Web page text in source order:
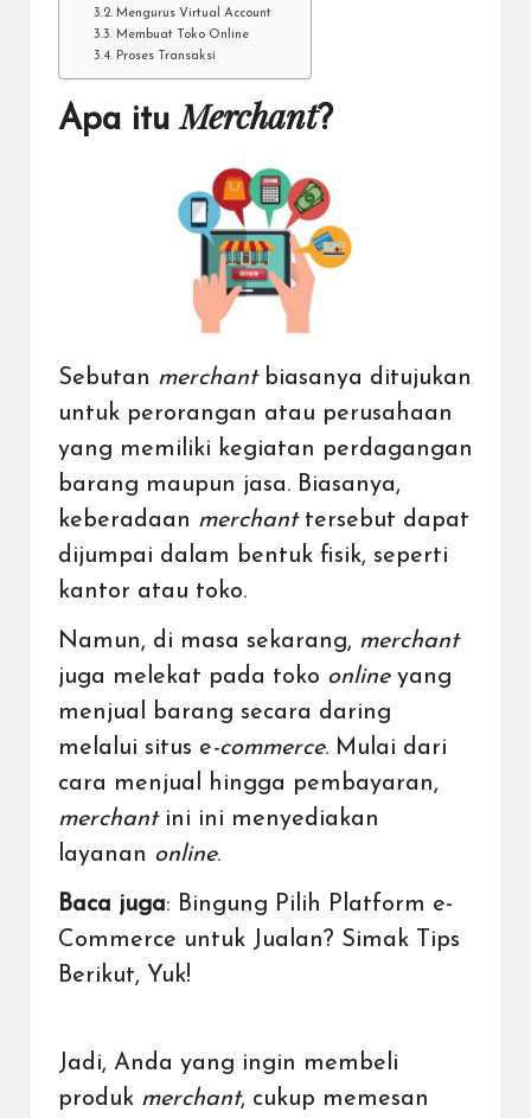
Mengurus Virtual Account
Membuat Toko Online
Proses Transaksi
Apa ituMerchant?
Sebutan merchantbiasanya ditujukan
untuk perorangan atau perusahaan
yang memiliki kegiatan perdagangan
barang maupun jasa. Biasanya,
keberadaan merchanttersebut dapat
dijumpai dalam bentuk fisik, seperti
kantor atau toko.
Namun, di masa sekarang, merchant
juga melekat pada toko onlineyang
menjual barang secara daring
melalui situs e-commerce. Mulai dari
cara menjual hingga pembayaran,
merchantini ini menyediakan
layanan online.
Baca juga: Bingung Pilih Platform e-
Commerce untuk Jualan? Simak Tips
Berikut, Yuk!
Jadi, Anda yang ingin membeli
produk merchant, cukup memesan